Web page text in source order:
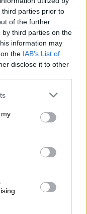
parties prior to
of the further
third parties on the
information may
the IAB’s List of
disclose it to other
pl/pl/
cell 40WH